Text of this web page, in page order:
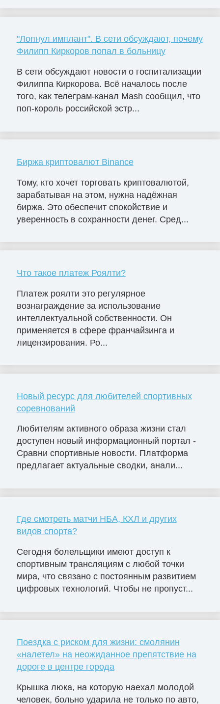
"Лопнул имплант". В сети обсуждают, почему
Филипп Киркоров попал в больницу
В сети обсуждают новости о госпитализации
Филиппа Киркорова. Всё началось после
того, как телеграм-канал Mash сообщил, что
поп-король российской эстр...
Биржа криптовалют Binance
Тому, кто хочет торговать криптовалютой,
зарабатывая на этом, нужна надёжная
биржа. Это обеспечит спокойствие и
уверенность в сохранности денег. Сред...
Что такое платеж Роялти?
Платеж роялти это регулярное
вознаграждение за использование
интеллектуальной собственности. Он
применяется в сфере франчайзинга и
лицензирования. Ро...
Новый ресурс для любителей спортивных
соревнований
Любителям активного образа жизни стал
доступен новый информационный портал -
Сравни спортивные новости. Платформа
предлагает актуальные сводки, анали...
Где смотреть матчи НБА, КХЛ и других
видов спорта?
Сегодня болельщики имеют доступ к
спортивным трансляциям с любой точки
мира, что связано с постоянным развитием
цифровых технологий. Чтобы не пропуст...
Поездка с риском для жизни: смолянин
«налетел» на неожиданное препятствие на
дороге в центре города
Крышка люка, на которую наехал молодой
человек, больно ударила не только по авто,